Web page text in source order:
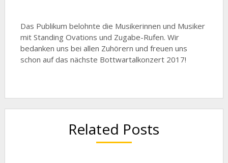
Das Publikum belohnte die Musikerinnen und Musiker
mit Standing Ovations und Zugabe-Rufen. Wir
bedanken uns bei allen Zuhörern und freuen uns
schon auf das nächste Bottwartalkonzert 2017!
Related Posts